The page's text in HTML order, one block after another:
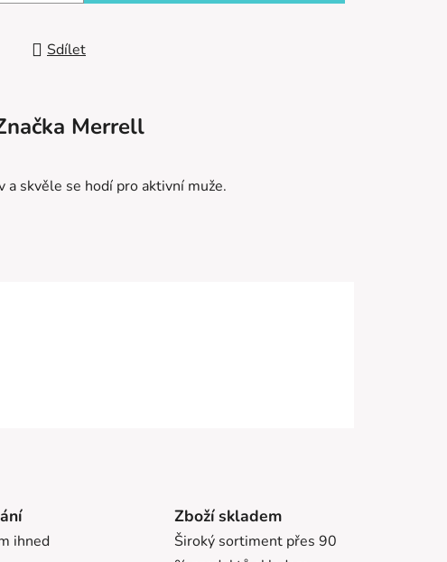
Sdílet
Merrell
skvěle se hodí pro aktivní muže.
ihned
Zboží skladem
Široký sortiment přes 90